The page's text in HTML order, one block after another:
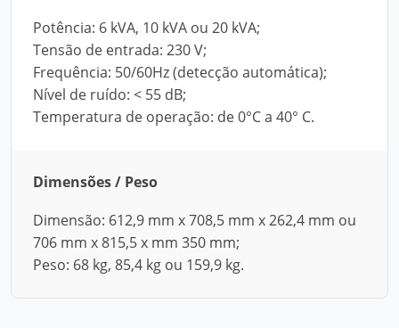
Potência: 6 kVA, 10 kVA ou 20 kVA;
Tensão de entrada: 230 V;
Frequência: 50/60Hz (detecção automática);
Nível de ruído: < 55 dB;
Temperatura de operação: de 0°C a 40° C.
Dimensões / Peso
Dimensão: 612,9 mm x 708,5 mm x 262,4 mm ou
706 mm x 815,5 x mm 350 mm;
Peso: 68 kg, 85,4 kg ou 159,9 kg.